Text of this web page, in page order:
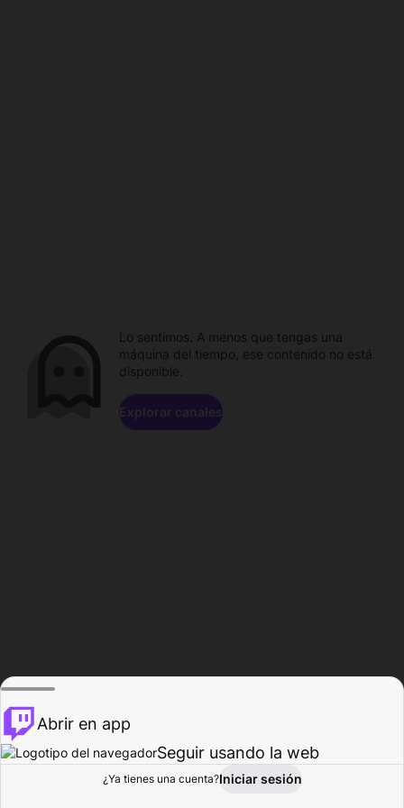
Explorar Actividad
Lo sentimos. A menos que tengas una
máquina del tiempo, ese contenido no está
disponible.
Explorar canales
Abrir en app
Seguir usando la web
¿Ya tienes una cuenta?Iniciar sesión